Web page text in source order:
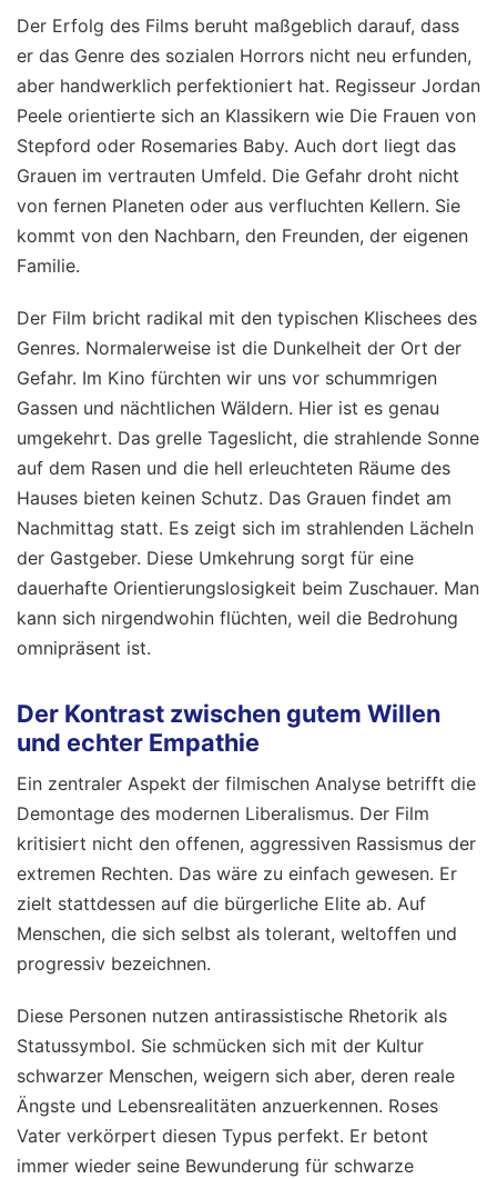
Der Erfolg des Films beruht maßgeblich darauf, dass
er das Genre des sozialen Horrors nicht neu erfunden,
aber handwerklich perfektioniert hat. Regisseur Jordan
Peele orientierte sich an Klassikern wie Die Frauen von
Stepford oder Rosemaries Baby. Auch dort liegt das
Grauen im vertrauten Umfeld. Die Gefahr droht nicht
von fernen Planeten oder aus verfluchten Kellern. Sie
kommt von den Nachbarn, den Freunden, der eigenen
Familie.
Der Film bricht radikal mit den typischen Klischees des
Genres. Normalerweise ist die Dunkelheit der Ort der
Gefahr. Im Kino fürchten wir uns vor schummrigen
Gassen und nächtlichen Wäldern. Hier ist es genau
umgekehrt. Das grelle Tageslicht, die strahlende Sonne
auf dem Rasen und die hell erleuchteten Räume des
Hauses bieten keinen Schutz. Das Grauen findet am
Nachmittag statt. Es zeigt sich im strahlenden Lächeln
der Gastgeber. Diese Umkehrung sorgt für eine
dauerhafte Orientierungslosigkeit beim Zuschauer. Man
kann sich nirgendwohin flüchten, weil die Bedrohung
omnipräsent ist.
Der Kontrast zwischen gutem Willen
und echter Empathie
Ein zentraler Aspekt der filmischen Analyse betrifft die
Demontage des modernen Liberalismus. Der Film
kritisiert nicht den offenen, aggressiven Rassismus der
extremen Rechten. Das wäre zu einfach gewesen. Er
zielt stattdessen auf die bürgerliche Elite ab. Auf
Menschen, die sich selbst als tolerant, weltoffen und
progressiv bezeichnen.
Diese Personen nutzen antirassistische Rhetorik als
Statussymbol. Sie schmücken sich mit der Kultur
schwarzer Menschen, weigern sich aber, deren reale
Ängste und Lebensrealitäten anzuerkennen. Roses
Vater verkörpert diesen Typus perfekt. Er betont
immer wieder seine Bewunderung für schwarze